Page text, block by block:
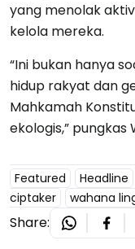
yang menolak
kelola mereka.
“Ini bukan hanya
hidup rakyat dan
Mahkamah
ekologis,” pungkas
Featured Headline
ciptaker
wahana
Share: